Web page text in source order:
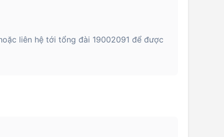
liên hệ tới tổng đài 19002091 để được